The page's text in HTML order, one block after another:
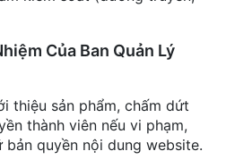
Của Ban Quản Lý
thiệu sản phẩm, chấm dứt
thành viên nếu vi phạm,
bản quyền nội dung website.